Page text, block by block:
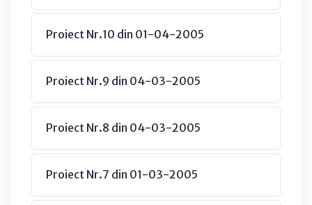
Proiect Nr.10 din 01-04-2005
Proiect Nr.9 din 04-03-2005
Proiect Nr.8 din 04-03-2005
Proiect Nr.7 din 01-03-2005